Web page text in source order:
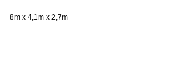
8m x 4,1m x 2,7m